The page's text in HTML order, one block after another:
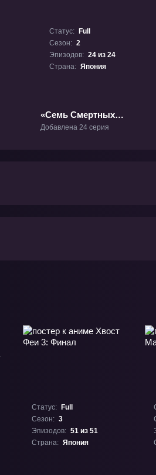
Статус:
Full
Сезон: 2
Эпизодов: 24 из 24
Страна: Япония
«Семь Смертных
Грехов 2» ТВ-2
Добавлена 24 серия
Статус:
Full
Сезон: 3
Эпизодов: 51 из 51
Страна: Япония